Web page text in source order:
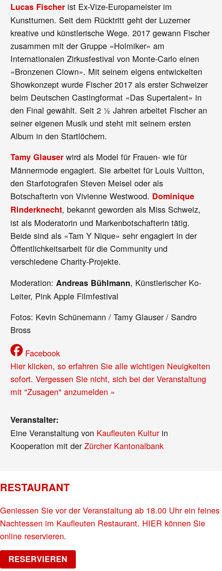
Lucas Fischer ist Ex-Vize-Europameister im
Kunstturnen. Seit dem Rücktritt geht der Luzerner
kreative und künstlerische Wege. 2017 gewann Fischer
zusammen mit der Gruppe «Holmiker» am
Internationalen Zirkusfestival von Monte-Carlo einen
«Bronzenen Clown». Mit seinem eigens entwickelten
Showkonzept wurde Fischer 2017 als erster Schweizer
beim Deutschen Castingformat «Das Supertalent» in
den Final gewählt. Seit 2 ½ Jahren arbeitet Fischer an
seiner eigenen Musik und steht mit seinem ersten
Album in den Startlöchern.
Tamy Glauser wird als Model für Frauen- wie für
Männermode engagiert. Sie arbeitet für Louis Vuitton,
den Starfotografen Steven Meisel oder als
Botschafterin von Vivienne Westwood. Dominique
Rinderknecht, bekannt geworden als Miss Schweiz,
ist als Moderatorin und Markenbotschafterin tätig.
Beide sind als «Tam Y Nique» sehr engagiert in der
Öffentlichkeitsarbeit für die Community und
verschiedene Charity-Projekte.
Moderation: Andreas Bühlmann, Künstlerischer Ko-
Leiter, Pink Apple Filmfestival
Fotos: Kevin Schünemann / Tamy Glauser / Sandro
Bross
Facebook
Hier klicken, so erfahren Sie alle wichtigen Neuigkeiten
sofort. Vergessen Sie nicht, sich bei der Veranstaltung
mit "Zusagen" anzumelden »
Veranstalter:
Eine Veranstaltung von Kaufleuten Kulturin
Kooperation mit derZürcher Kantonalbank
RESTAURANT
Geniessen Sie vor der Veranstaltung ab 18.00 Uhr ein feines
Nachtessen im Kaufleuten Restaurant. HIER können Sie
online reservieren.
RESERVIEREN